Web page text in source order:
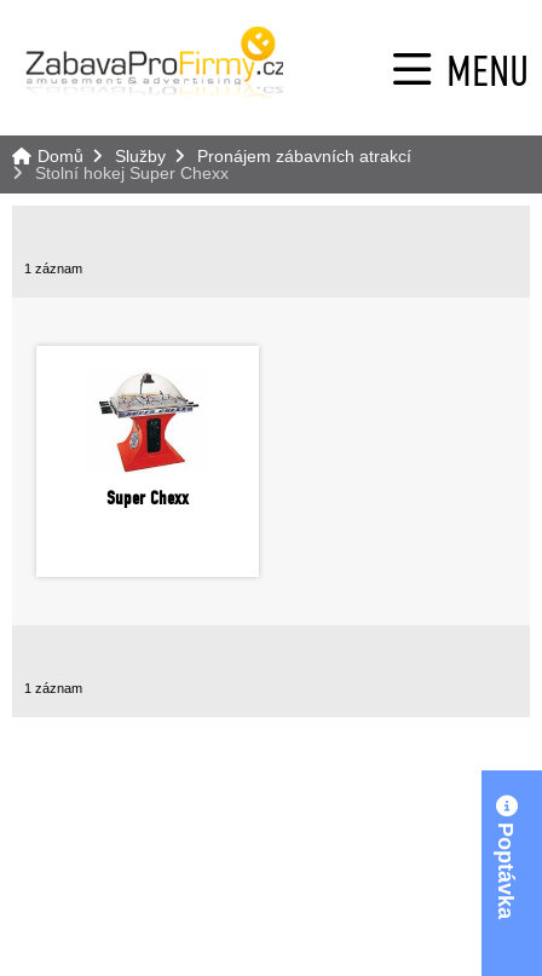
MENU
Domů Služby
Pronájem zábavních atrakcí
Stolní hokej Super Chexx
1 záznam
Super Chexx
1 záznam
Poptávka